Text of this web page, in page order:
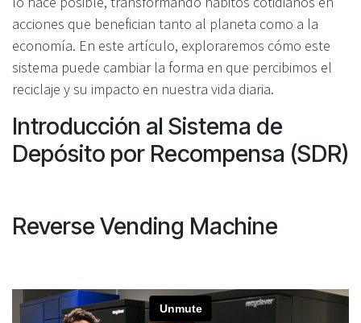
acciones que benefician tanto al planeta como a la
economía. En este artículo, exploraremos cómo este
sistema puede cambiar la forma en que percibimos el
reciclaje y su impacto en nuestra vida diaria.
Introducción al Sistema de
Depósito por Recompensa (SDR)
Reverse Vending Machine